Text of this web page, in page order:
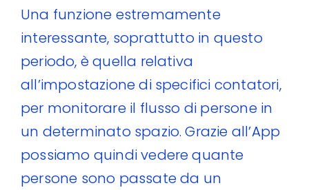
Una funzione estremamente
interessante, soprattutto in questo
periodo, è quella relativa
all’impostazione di specifici contatori,
per monitorare il flusso di persone in
un determinato spazio. Grazie all’App
possiamo quindi vedere quante
persone sono passate da un